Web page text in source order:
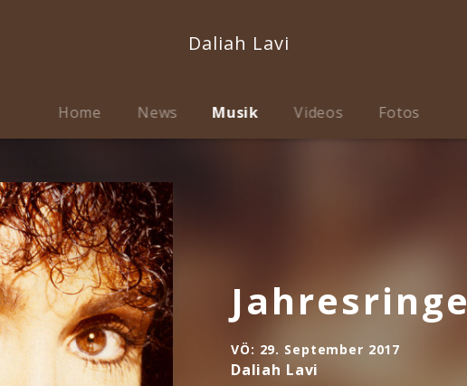
Daliah Lavi
Home News Musik Videos Fotos
Jahresringe
VÖ: 29. September 2017
Daliah Lavi